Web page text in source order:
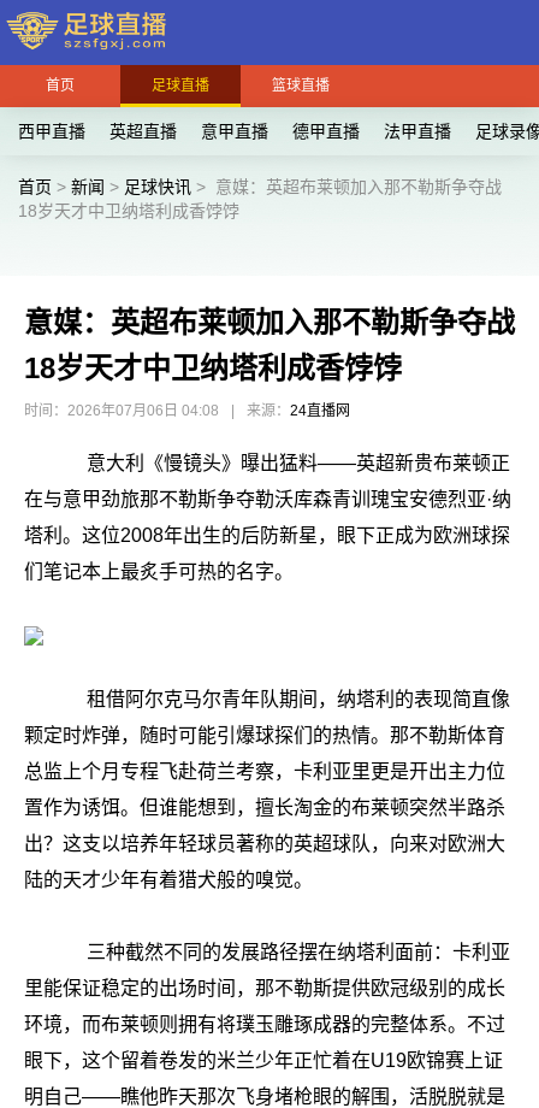
首页 足球直播 篮球直播
西甲直播 英超直播 意甲直播 德甲直播 法甲直播 足球录
首页 > 新闻 > 足球快讯 > 意媒：英超布莱顿加入那不勒斯争夺战
18岁天才中卫纳塔利成香饽饽
意媒：英超布莱顿加入那不勒斯争夺战
18岁天才中卫纳塔利成香饽饽
时间：2026年07月06日 04:08 来源： 24直播网
意大利《慢镜头》曝出猛料——英超新贵布莱顿正
在与意甲劲旅那不勒斯争夺勒沃库森青训瑰宝安德烈亚·纳
塔利。这位2008年出生的后防新星，眼下正成为欧洲球探
们笔记本上最炙手可热的名字。
租借阿尔克马尔青年队期间，纳塔利的表现简直像
颗定时炸弹，随时可能引爆球探们的热情。那不勒斯体育
总监上个月专程飞赴荷兰考察，卡利亚里更是开出主力位
置作为诱饵。但谁能想到，擅长淘金的布莱顿突然半路杀
出？这支以培养年轻球员著称的英超球队，向来对欧洲大
陆的天才少年有着猎犬般的嗅觉。
三种截然不同的发展路径摆在纳塔利面前：卡利亚
里能保证稳定的出场时间，那不勒斯提供欧冠级别的成长
环境，而布莱顿则拥有将璞玉雕琢成器的完整体系。不过
眼下，这个留着卷发的米兰少年正忙着在U19欧锦赛上证
明自己——瞧他昨天那次飞身堵枪眼的解围，活脱脱就是